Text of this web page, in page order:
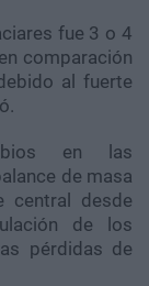
fue 3 o 4
comparación
al fuerte
en las
de masa
central desde
de los
pérdidas de